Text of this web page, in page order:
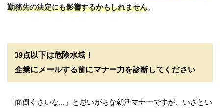
勤務先の決定にも影響するかもしれません。
39点以下は危険水域！
企業にメールする前にマナー力を診断してください
「面倒くさいな…」と思いがちな就活マナーですが、いざとい